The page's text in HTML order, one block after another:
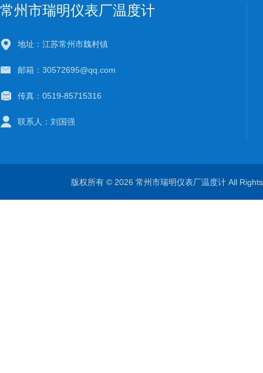
常州市瑞明仪表厂温度计
地址：江苏常州市魏村镇
邮箱：30572695@qq.com
传真：0519-85715316
联系人：刘国强
版权所有 © 2026 常州市瑞明仪表厂温度计 All